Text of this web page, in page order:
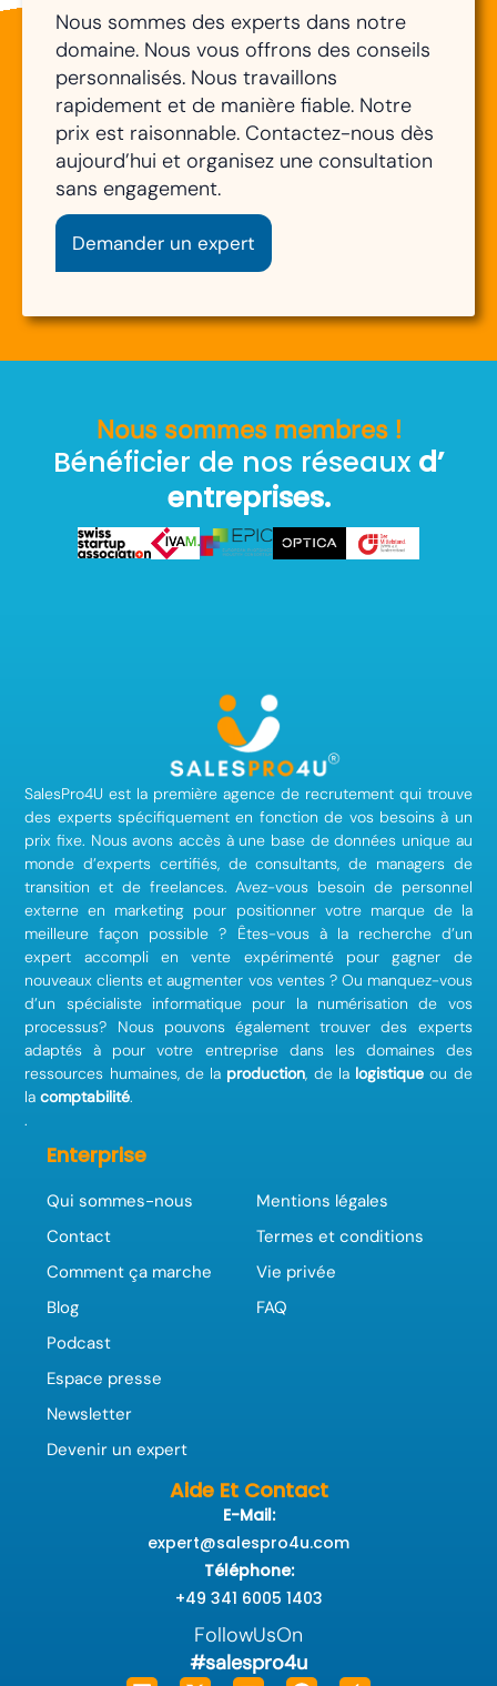
Nous sommes des experts dans notre
domaine. Nous vous offrons des conseils
personnalisés. Nous travaillons
rapidement et de manière fiable. Notre
prix est raisonnable. Contactez-nous dès
aujourd’hui et organisez une consultation
sans engagement.
Demander un expert
Nous sommes membres !
Bénéficier de nos réseaux d’
entreprises.
SalesPro4U est la première agence de recrutement qui trouve
des experts spécifiquement en fonction de vos besoins à un
prix fixe. Nous avons accès à une base de données unique au
monde d’experts certifiés, de consultants, de managers de
transition et de freelances. Avez-vous besoin de personnel
externe en marketing pour positionner votre marque de la
meilleure façon possible ? Êtes-vous à la recherche d’un
expert accompli en vente expérimenté pour gagner de
nouveaux clients et augmenter vos ventes ? Ou manquez-vous
d’un spécialiste informatique pour la numérisation de vos
processus? Nous pouvons également trouver des experts
adaptés à pour votre entreprise dans les domaines des
ressources humaines, de la production, de la logistique ou de
lacomptabilité.
.
Enterprise
Qui sommes-nous
Contact
Comment ça marche
Blog
Podcast
Espace presse
Newsletter
Devenir un expert
Mentions légales
Termes et conditions
Vie privée
FAQ
Aide Et Contact
E-Mail:
expert@salespro4u.com
Téléphone:
+49 341 6005 1403
FollowUsOn
#salespro4u